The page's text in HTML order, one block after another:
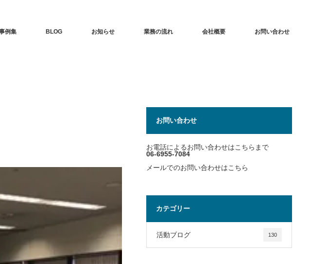
例集 BLOG お知らせ 業務の流れ 会社概要 お問い合わせ
お問い合わせ
お電話によるお問い合わせはこちらまで
06-6955-7084
メールでのお問い合わせはこちら
カテゴリー
活動ブログ 130